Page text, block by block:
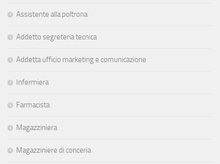
Assistente alla poltrona
Addetto segreteria tecnica
Addetta ufficio marketing e comunicazione
Infermiera
Farmacista
Magazziniera
Magazziniere di conceria